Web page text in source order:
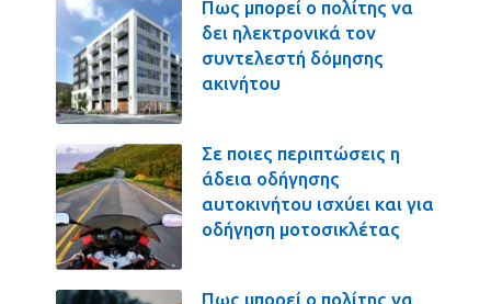
Πως μπορεί ο πολίτης να
δει ηλεκτρονικά τον
συντελεστή δόμησης
ακινήτου
Σε ποιες περιπτώσεις η
άδεια οδήγησης
αυτοκινήτου ισχύει και για
οδήγηση μοτοσικλέτας
Πως μπορεί ο πολίτης να